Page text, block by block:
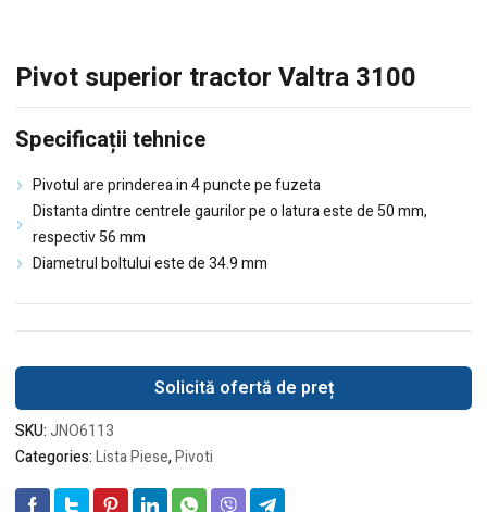
Pivot superior tractor Valtra 3100
Specificații tehnice
Pivotul are prinderea in 4 puncte pe fuzeta
Distanta dintre centrele gaurilor pe o latura este de 50 mm,
respectiv 56 mm
Diametrul boltului este de 34.9 mm
Solicită ofertă de preț
SKU:JNO6113
Categories:Lista Piese,Pivoti